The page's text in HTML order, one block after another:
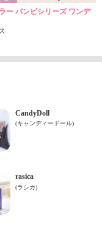
バンビシリーズ ワンデ